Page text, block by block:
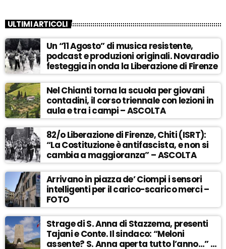
ULTIMI ARTICOLI
Un “11 Agosto” di musica resistente,
podcast e produzioni originali. Novaradio
festeggia in onda la Liberazione di Firenze
Nel Chianti torna la scuola per giovani
contadini, il corso triennale con lezioni in
aula e tra i campi – ASCOLTA
82/o Liberazione di Firenze, Chiti (ISRT):
“La Costituzione è antifascista, e non si
cambia a maggioranza” – ASCOLTA
Arrivano in piazza de’ Ciompi i sensori
intelligenti per il carico-scarico merci –
FOTO
Strage di S. Anna di Stazzema, presenti
Tajani e Conte. Il sindaco: “Meloni
assente? S. Anna aperta tutto l’anno…” –